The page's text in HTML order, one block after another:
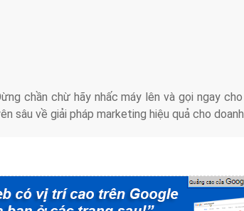
trình Web chuyên sâu trong nghề, được
chất lượng.